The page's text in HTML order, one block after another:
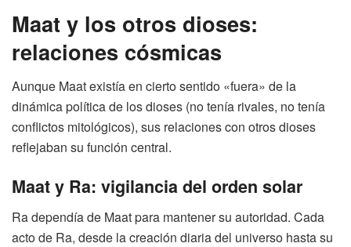
Maat y los otros dioses:
relaciones cósmicas
Aunque Maat existía en cierto sentido «fuera» de la
dinámica política de los dioses (no tenía rivales, no tenía
conflictos mitológicos), sus relaciones con otros dioses
reflejaban su función central.
Maat y Ra: vigilancia del orden solar
Ra dependía de Maat para mantener su autoridad. Cada
acto de Ra, desde la creación diaria del universo hasta su